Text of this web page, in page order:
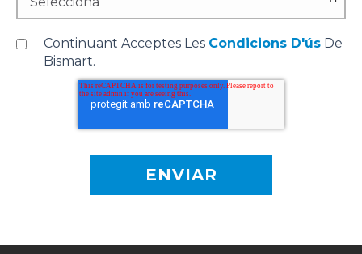
Continuant Acceptes Les Condicions D'ús De
Bismart.